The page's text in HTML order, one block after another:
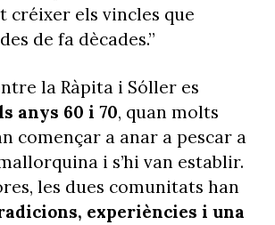
créixer els vincles que
de fa dècades.”
la Ràpita i Sóller es
anys 60 i 70, quan molts
començar a anar a pescar a
i s’hi van establir.
les dues comunitats han
experiències i una